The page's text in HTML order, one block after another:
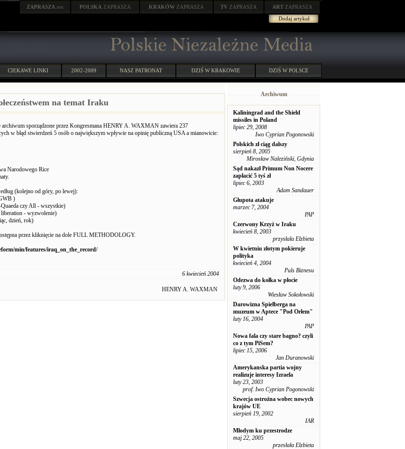
ZAPRASZA .net POLSKA ZAPRASZA KRAKÓW ZAPRASZA TV ZAPRASZA ART ZAPRASZA
Dodaj artykuł
CIEKAWE LINKI 2002-2009 NASZ PATRONAT DZIŚ W KRAKOWIE DZIŚ W POLSCE
na temat Iraku
archiwum sporządzone przez Kongresmana HENRY A. WAXMAN zawiera 237
w błąd stwierdzeń 5 osób o największym wpływie na opinię publiczną USA a mianowicie:
Narodowego Rice
(kolejno od góry, po lewej):
)
czy All - wszystkie)
- wyzwolenie)
dzień, rok)
przez kliknięcie na dole FULL METHODOLOGY.
min/features/iraq_on_the_record/
6 kwiecień 2004
HENRY A. WAXMAN
Archiwum
Kaliningrad and the Shield
missiles in Poland
lipiec 29, 2008
Iwo Cyprian Pogonowski
Polskich zł ciąg dalszy
sierpień 8, 2005
Mirosław Naleziński, Gdynia
Sąd nakazł Primum Non Nocere
zapłacić 5 tyś zł
lipiec 6, 2003
Adam Sandauer
Głupota atakuje
marzec 7, 2004
PAP
Czerwony Krzyż w Iraku
kwiecień 8, 2003
przysłała Elzbieta
W kwietniu złotym pokieruje
polityka
kwiecień 4, 2004
Puls Biznesu
Odezwa do kołka w płocie
luty 9, 2006
Wiesław Sokołowski
Darowizna Spielberga na
muzeum w Aptece "Pod Orłem"
luty 16, 2004
PAP
Nowa fala czy stare bagno? czyli
co z tym PiSem?
lipiec 15, 2006
Jan Duranowski
Amerykanska partia wojny
realizuje interesy Izraela
luty 23, 2003
prof. Iwo Cyprian Pogonowski
Szwecja ostrożna wobec nowych
krajów UE
sierpień 19, 2002
IAR
Młodym ku przestrodze
maj 22, 2005
przesłała Elzbieta